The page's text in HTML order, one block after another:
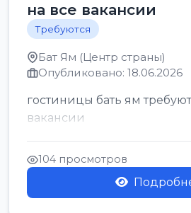
на все вакансии
Требуются
Бат Ям (Центр страны)
Опубликовано: 18.06.2026
гостиницы бать ям
вакансии
104 просмотров